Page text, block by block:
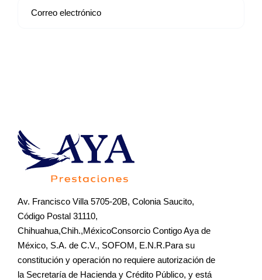
Av. Francisco Villa 5705-20B, Colonia Saucito,
Código Postal 31110,
Chihuahua,Chih.,MéxicoConsorcio Contigo Aya de
México, S.A. de C.V., SOFOM, E.N.R.Para su
constitución y operación no requiere autorización de
la Secretaría de Hacienda y Crédito Público, y está